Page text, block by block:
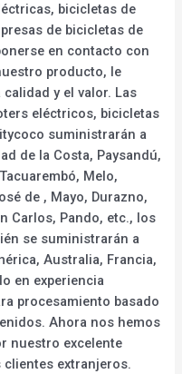
bicicletas de
de bicicletas de
en contacto con
producto, le
y el valor. Las
eléctricos, bicicletas
suministrarán a
de la Costa, Paysandú,
Melo,
de , Mayo, Durazno,
Carlos, Pando, etc., los
se suministrarán a
Australia, Francia,
en experiencia
procesamiento basado
Ahora nos hemos
nuestro excelente
extranjeros.